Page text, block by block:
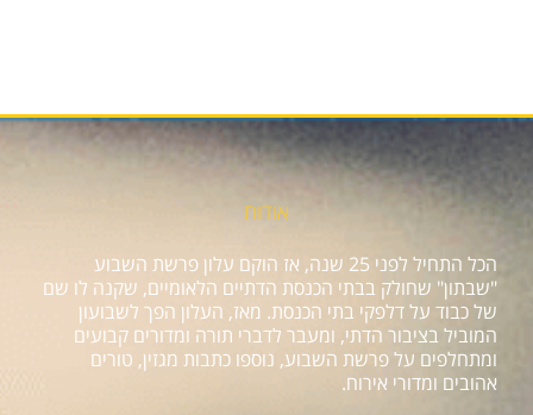
אודות
הכל התחיל לפני 25 שנה, אז הוקם עלון פרשת השבוע
"שבתון" שחולק בבתי הכנסת הדתיים הלאומיים, שקנה לו שם
של כבוד על דלפקי בתי הכנסת. מאז, העלון הפך לשבועון
המוביל בציבור הדתי, ומעבר לדברי תורה ומדורים קבועים
ומתחלפים על פרשת השבוע, נוספו כתבות מגזין, טורים
אהובים ומדורי אירוח.